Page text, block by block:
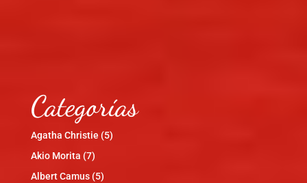
Categorías
Agatha Christie (5)
Akio Morita (7)
Albert Camus(5)